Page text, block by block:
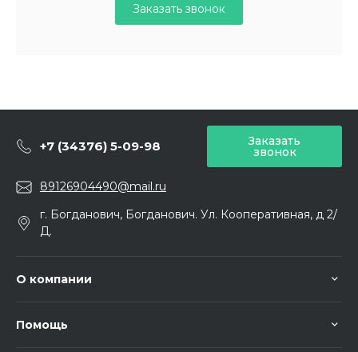
Заказать звонок
+7 (34376) 5-09-98 Заказать
звонок
89126904490@mail.ru
г. Богданович, Богданович. Ул. Кооперативная, д 2/
Д.
О компании
Помощь